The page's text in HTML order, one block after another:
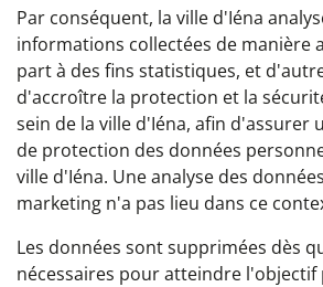
Par conséquent, la ville d'Iéna
informations collectées de manière
part à des fins statistiques, et
d'accroître la protection et la
sein de la ville d'Iéna, afin d'assurer
de protection des données
ville d'Iéna. Une analyse des
marketing n'a pas lieu dans ce
Les données sont supprimées dès
nécessaires pour atteindre l'objectif